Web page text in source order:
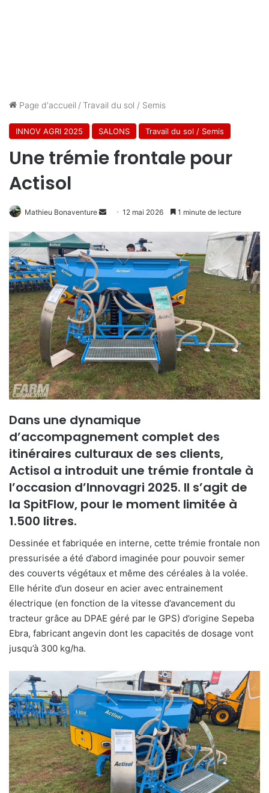
Page d'accueil /Travail du sol / Semis
INNOV AGRI 2025 SALONS Travail du sol / Semis
Une trémie frontale pour
Actisol
Mathieu Bonaventure
Envoyer12 mai 2026 1 minute de lecture
Dans une dynamique
d’accompagnement complet des
itinéraires culturaux de ses clients,
Actisol a introduit une trémie frontale à
l’occasion d’Innovagri 2025. Il s’agit de
la SpitFlow, pour le moment limitée à
1.500 litres.
Dessinée et fabriquée en interne, cette trémie frontale non
pressurisée a été d’abord imaginée pour pouvoir semer
des couverts végétaux et même des céréales à la volée.
Elle hérite d’un doseur en acier avec entrainement
électrique (en fonction de la vitesse d’avancement du
tracteur grâce au DPAE géré par le GPS) d’origine Sepeba
Ebra, fabricant angevin dont les capacités de dosage vont
jusqu’à 300 kg/ha.